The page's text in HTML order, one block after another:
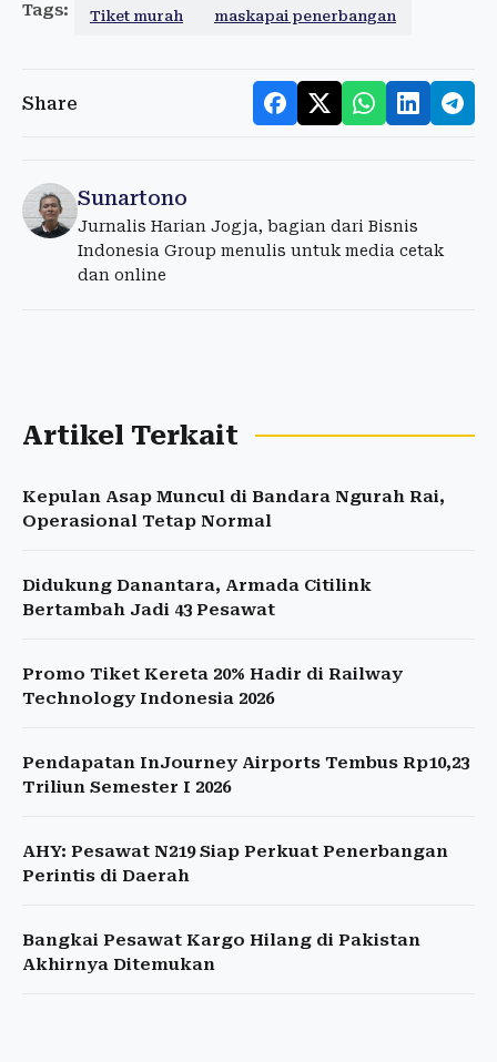
Tags: Tiket murah maskapai penerbangan
Share
Sunartono
Jurnalis Harian Jogja, bagian dari Bisnis
Indonesia Group menulis untuk media cetak
dan online
Artikel Terkait
Kepulan Asap Muncul di Bandara Ngurah Rai,
Operasional Tetap Normal
Didukung Danantara, Armada Citilink
Bertambah Jadi 43 Pesawat
Promo Tiket Kereta 20% Hadir di Railway
Technology Indonesia 2026
Pendapatan InJourney Airports Tembus Rp10,23
Triliun Semester I 2026
AHY: Pesawat N219 Siap Perkuat Penerbangan
Perintis di Daerah
Bangkai Pesawat Kargo Hilang di Pakistan
Akhirnya Ditemukan